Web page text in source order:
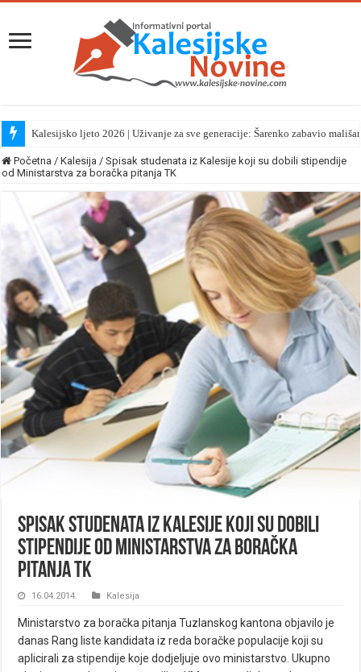
Kalesijsko ljeto 2026 | Uživanje za sve generacije: Šarenko zabavio
Početna / Kalesija / Spisak studenata iz Kalesije koji su dobili stipendije
od Ministarstva za boračka pitanja TK
Spisak studenata iz Kalesije koji su dobili
stipendije od Ministarstva za boračka
pitanja TK
16.04.2014. Kalesija
Ministarstvo za boračka pitanja Tuzlanskog kantona objavilo je
danas Rang liste kandidata iz reda boračke populacije koji su
aplicirali za stipendije koje dodjeljuje ovo ministarstvo. Ukupno